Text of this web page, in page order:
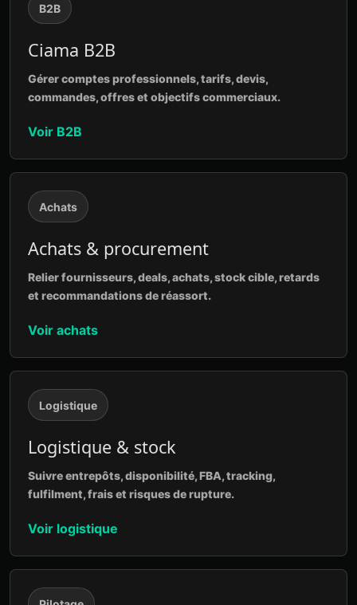
B2B
Ciama B2B
Gérer comptes professionnels, tarifs, devis,
commandes, offres et objectifs commerciaux.
Voir B2B
Achats
Achats & procurement
Relier fournisseurs, deals, achats, stock cible, retards
et recommandations de réassort.
Voir achats
Logistique
Logistique & stock
Suivre entrepôts, disponibilité, FBA, tracking,
fulfilment, frais et risques de rupture.
Voir logistique